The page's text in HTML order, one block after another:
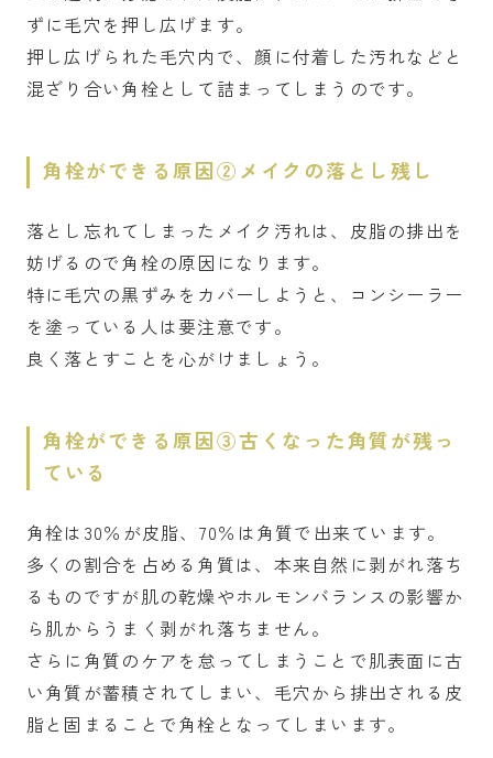
ずに毛穴を押し広げます。
押し広げられた毛穴内で、顔に付着した汚れなどと
混ざり合い角栓として詰まってしまうのです。
角栓ができる原因②メイクの落とし残し
落とし忘れてしまったメイク汚れは、皮脂の排出を
妨げるので角栓の原因になります。
特に毛穴の黒ずみをカバーしようと、コンシーラー
を塗っている人は要注意です。
良く落とすことを心がけましょう。
角栓ができる原因③古くなった角質が残っ
ている
角栓は30％が皮脂、70％は角質で出来ています。
多くの割合を占める角質は、本来自然に剥がれ落ち
るものですが肌の乾燥やホルモンバランスの影響か
ら肌からうまく剥がれ落ちません。
さらに角質のケアを怠ってしまうことで肌表面に古
い角質が蓄積されてしまい、毛穴から排出される皮
脂と固まることで角栓となってしまいます。